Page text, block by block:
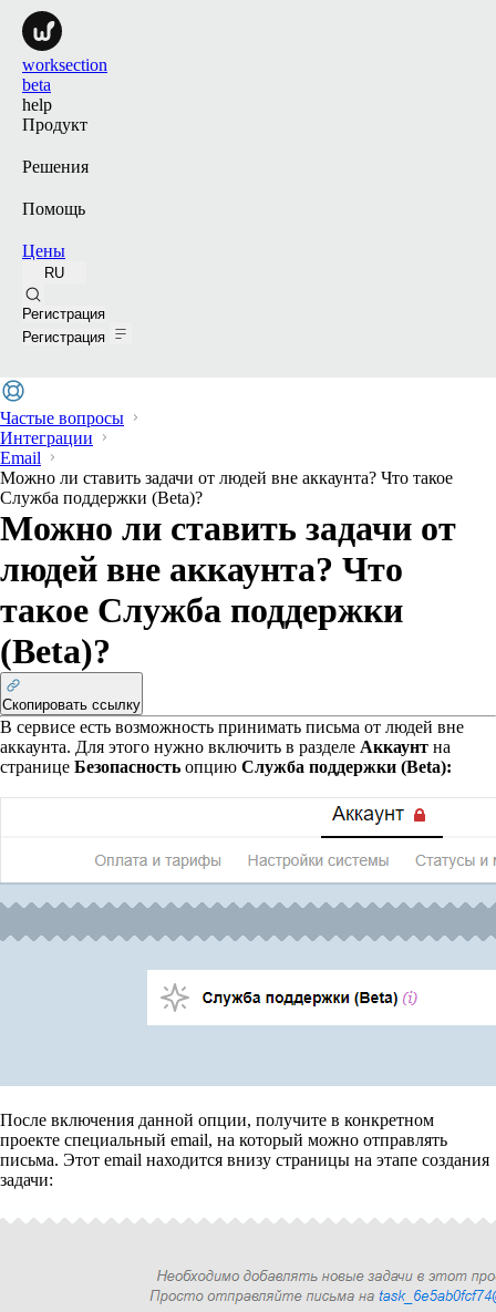
worksection
beta
help
Продукт
Решения
Помощь
Цены
RU
Регистрация
Регистрация
Частые вопросы
Интеграции
Email
Можно ли ставить задачи от людей вне аккаунта? Что такое
Служба поддержки (Beta)?
Можно ли ставить задачи от
людей вне аккаунта? Что
такое Служба поддержки
(Beta)?
Скопировать ссылку
В сервисе есть возможность принимать письма от людей вне
аккаунта. Для этого нужно включить в разделе Аккаунт на
странице Безопасность опцию Служба поддержки (Beta):
После включения данной опции, получите в конкретном
проекте специальный email, на который можно отправлять
письма. Этот email находится внизу страницы на этапе создания
задачи: